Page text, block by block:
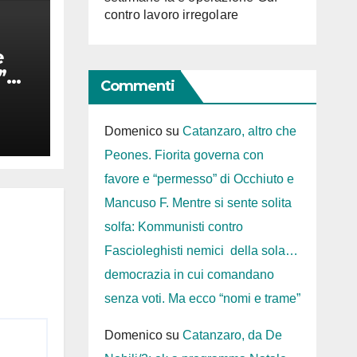
contro lavoro irregolare
Commenti
Domenicosu Catanzaro, altro che
Peones. Fiorita governa con
favore e “permesso” di Occhiuto e
Mancuso F. Mentre si sente solita
solfa: Kommunisti contro
Fascioleghisti nemici della sola…
democrazia in cui comandano
senza voti. Ma ecco “nomi e trame”
Domenicosu Catanzaro, da De